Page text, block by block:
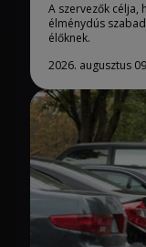
A szervezők célja,
élménydús
élőknek.
2026. augusztus